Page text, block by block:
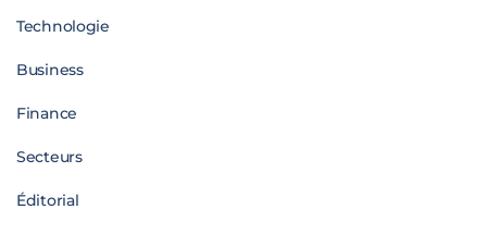
Technologie
Business
Finance
Secteurs
Éditorial